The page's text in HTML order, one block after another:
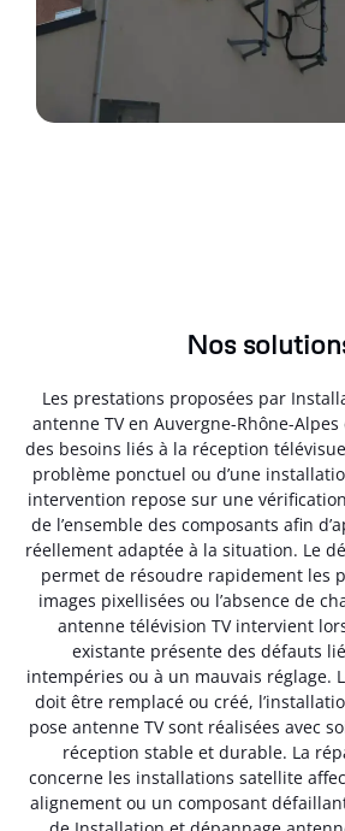
Nos
Les prestations proposées par
antenne TV en Auvergne-Rhône-
des besoins liés à la réception
problème ponctuel ou d’une
intervention repose sur une
de l’ensemble des composants afin
réellement adaptée à la situation. Le
permet de résoudre rapidement les
images pixellisées ou l’absence de
antenne télévision TV intervient
existante présente des défauts
intempéries ou à un mauvais réglage.
doit être remplacé ou créé,
pose antenne TV sont réalisées avec
réception stable et durable. La
concerne les installations satellite
alignement ou un composant